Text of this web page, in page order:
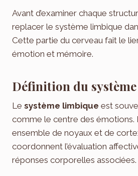
Avant d’examiner chaque
replacer le système limbique
Cette partie du cerveau fait le
émotion et mémoire.
Définition du
Le système limbique est
comme le centre des émotions. Il
ensemble de noyaux et de
coordonnent l’évaluation
réponses corporelles associées.